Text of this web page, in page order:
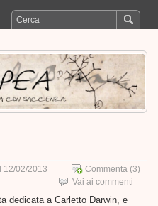
12/02/2013 Commenta (3)
Vai ai commenti
dedicata a Carletto Darwin, e